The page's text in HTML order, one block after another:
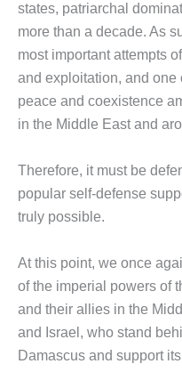
states, patriarchal
more than a decade. As
most important attempts
and exploitation, and one
peace and coexistence
in the Middle East and
Therefore, it must be
popular self-defense
truly possible.
At this point, we once
of the imperial powers of
and their allies in the
and Israel, who stand
Damascus and support